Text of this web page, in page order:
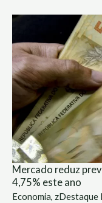
Mercado reduz
4,75% este ano
Economia, zDestaque
Mercado
inflação
de
4,86%
para
4,75%
este
ano